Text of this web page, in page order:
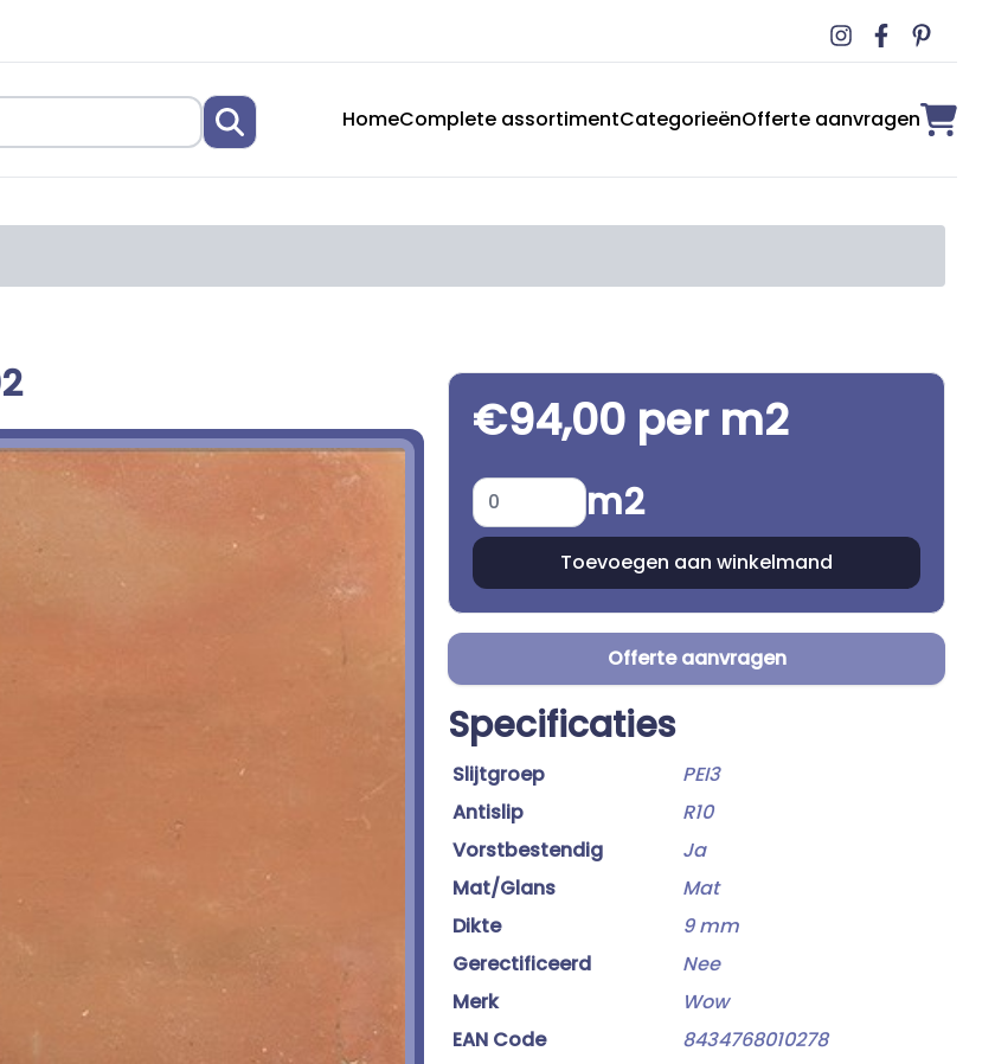
HomeComplete assortimentCategorieënOfferte aanvragen
€94,00 per m2
m2
Offerte aanvragen
Specificaties
Slijtgroep
PEI3
Antislip
R10
Vorstbestendig
Ja
Mat/Glans
Mat
Dikte
9 mm
Gerectificeerd
Nee
Merk
Wow
EAN Code
8434768010278